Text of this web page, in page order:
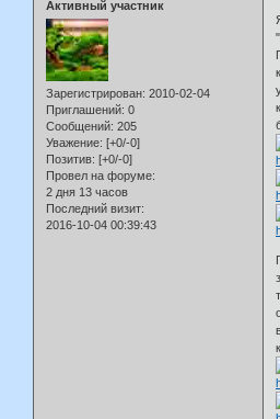
Активный участник
Зарегистрирован: 2010-02-04
Приглашений: 0
Сообщений: 205
Уважение: [+0/-0]
Позитив: [+0/-0]
Провел на форуме:
2 дня 13 часов
Последний визит:
2016-10-04 00:39:43